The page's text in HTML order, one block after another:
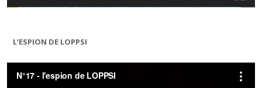
L’ESPION DE LOPPSI
Lecteur
vidéo